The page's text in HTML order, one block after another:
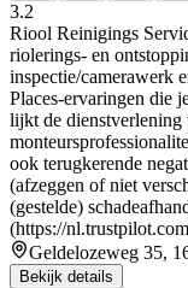
3.2
Riool Reinigings
riolerings- en
inspectie/camerawerk
Places-ervaringen die
lijkt de dienstverlening
ook terugkerende
(afzeggen of niet
(gestelde)
(https://
Geldelozeweg 35,
Bekijk details